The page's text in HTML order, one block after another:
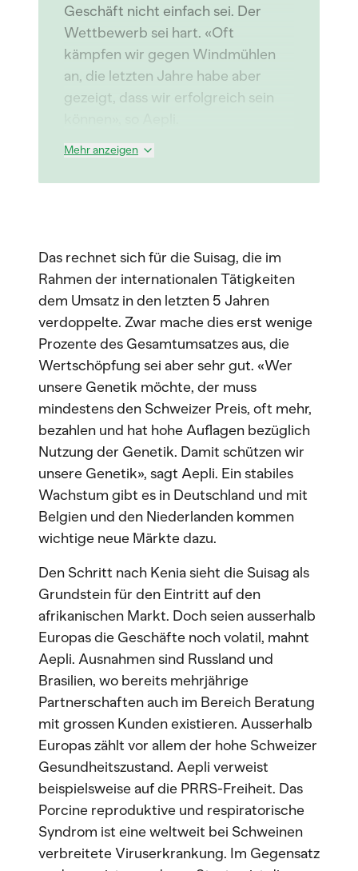
Geschäft nicht einfach sei. Der
Wettbewerb sei hart. «Oft
kämpfen wir gegen Windmühlen
an, die letzten Jahre habe aber
gezeigt, dass wir erfolgreich sein
Mehr anzeigen
Das rechnet sich für die Suisag, die im
Rahmen der internationalen Tätigkeiten
dem Umsatz in den letzten 5 Jahren
verdoppelte. Zwar mache dies erst wenige
Prozente des Gesamtumsatzes aus, die
Wertschöpfung sei aber sehr gut. «Wer
unsere Genetik möchte, der muss
mindestens den Schweizer Preis, oft mehr,
bezahlen und hat hohe Auflagen bezüglich
Nutzung der Genetik. Damit schützen wir
unsere Genetik», sagt Aepli. Ein stabiles
Wachstum gibt es in Deutschland und mit
Belgien und den Niederlanden kommen
wichtige neue Märkte dazu.
Den Schritt nach Kenia sieht die Suisag als
Grundstein für den Eintritt auf den
afrikanischen Markt. Doch seien ausserhalb
Europas die Geschäfte noch volatil, mahnt
Aepli. Ausnahmen sind Russland und
Brasilien, wo bereits mehrjährige
Partnerschaften auch im Bereich Beratung
mit grossen Kunden existieren. Ausserhalb
Europas zählt vor allem der hohe Schweizer
Gesundheitszustand. Aepli verweist
beispielsweise auf die PRRS-Freiheit. Das
Porcine reproduktive und respiratorische
Syndrom ist eine weltweit bei Schweinen
verbreitete Viruserkrankung. Im Gegensatz